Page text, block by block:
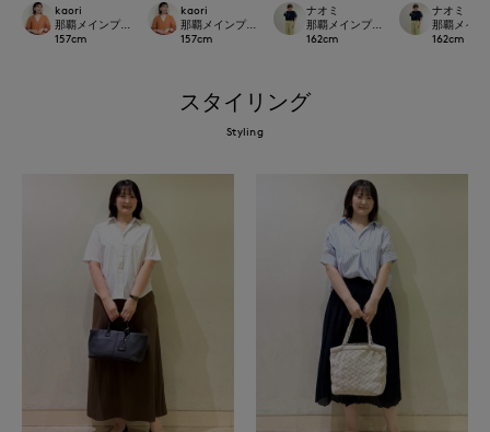
kaori
那覇メインプレイスI.T.'S.international
157cm
kaori
那覇メインプレイスI.T.'S.international
157cm
ナオミ
那覇メインプレイス
162cm
ナオミ
那覇メイ
162cm
スタイリング
Styling